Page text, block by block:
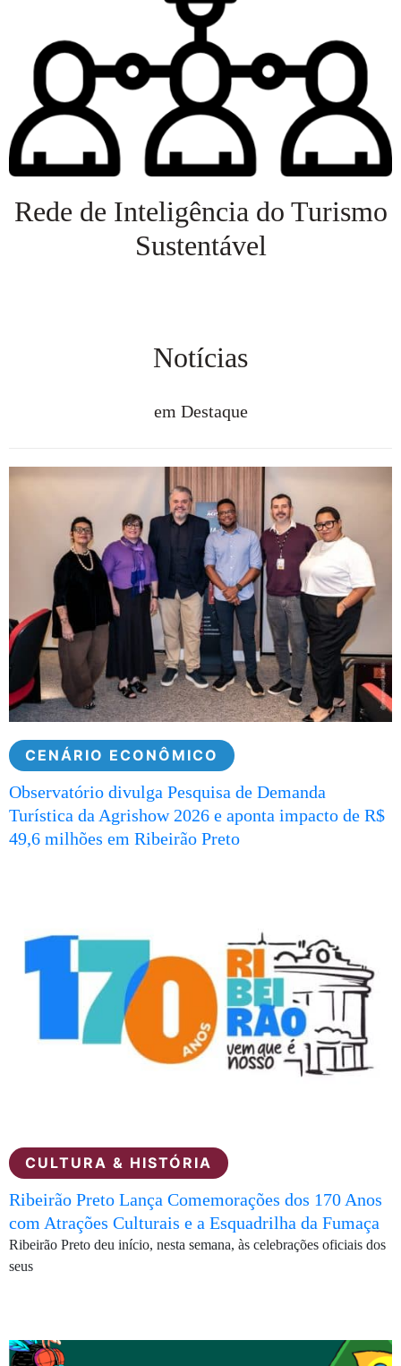
Rede de Inteligência do Turismo
Sustentável
Notícias
em Destaque
CENÁRIO ECONÔMICO
Observatório divulga Pesquisa de Demanda
Turística da Agrishow 2026 e aponta impacto de R$
49,6 milhões em Ribeirão Preto
CULTURA & HISTÓRIA
Ribeirão Preto Lança Comemorações dos 170 Anos
com Atrações Culturais e a Esquadrilha da Fumaça
Ribeirão Preto deu início, nesta semana, às celebrações oficiais dos
seus